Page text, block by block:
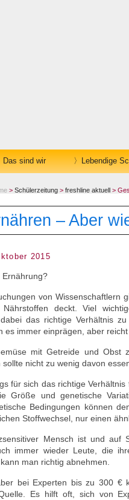
Das sind wir Lebendige
> Schülerzeitung > freshline aktuell >
– Aber
2015
Ernährung?
von Wissenschaftlern
deckt. Viel
das richtige Verhältnis
es immer einprägen, aber reicht
mit Getreide und Obst
nicht zu wenig davon
für sich das richtige
Größe und genetische
Bedingungen können
Stoffwechsel, nur einen
Mensch ist und auf
immer wieder Leute, die
man richtig abnehmen.
bei Experten bis zu 300 €
Es hilft oft, sich von